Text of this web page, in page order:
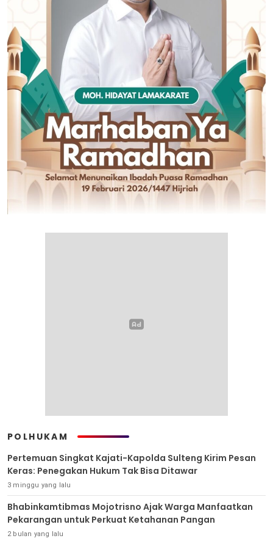
POLHUKAM
Pertemuan Singkat Kajati-Kapolda Sulteng Kirim Pesan
Keras: Penegakan Hukum Tak Bisa Ditawar
3 minggu yang lalu
Bhabinkamtibmas Mojotrisno Ajak Warga Manfaatkan
Pekarangan untuk Perkuat Ketahanan Pangan
2 bulan yang lalu